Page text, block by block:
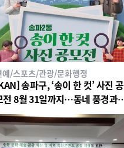
예/스포츠/관광/문화행정
송파구, ‘송이 한 컷’ 사진 공
전 8월 31일까지…동네 풍경과
공모